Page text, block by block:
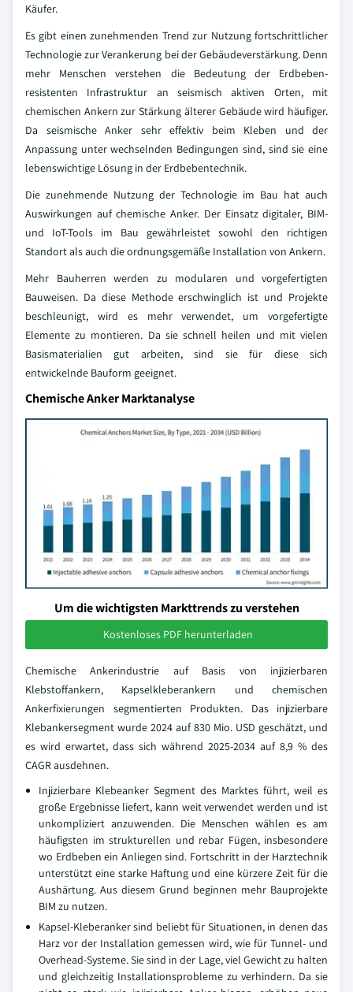
Käufer.
Es gibt einen zunehmenden Trend zur Nutzung fortschrittlicher
Technologie zur Verankerung bei der Gebäudeverstärkung. Denn
mehr Menschen verstehen die Bedeutung der Erdbeben-
resistenten Infrastruktur an seismisch aktiven Orten, mit
chemischen Ankern zur Stärkung älterer Gebäude wird häufiger.
Da seismische Anker sehr effektiv beim Kleben und der
Anpassung unter wechselnden Bedingungen sind, sind sie eine
lebenswichtige Lösung in der Erdbebentechnik.
Die zunehmende Nutzung der Technologie im Bau hat auch
Auswirkungen auf chemische Anker. Der Einsatz digitaler, BIM-
und IoT-Tools im Bau gewährleistet sowohl den richtigen
Standort als auch die ordnungsgemäße Installation von Ankern.
Mehr Bauherren werden zu modularen und vorgefertigten
Bauweisen. Da diese Methode erschwinglich ist und Projekte
beschleunigt, wird es mehr verwendet, um vorgefertigte
Elemente zu montieren. Da sie schnell heilen und mit vielen
Basismaterialien gut arbeiten, sind sie für diese sich
entwickelnde Bauform geeignet.
Chemische Anker Marktanalyse
Um die wichtigsten Markttrends zu verstehen
Kostenloses PDF herunterladen
Chemische Ankerindustrie auf Basis von injizierbaren
Klebstoffankern, Kapselkleberankern und chemischen
Ankerfixierungen segmentierten Produkten. Das injizierbare
Klebankersegment wurde 2024 auf 830 Mio. USD geschätzt, und
es wird erwartet, dass sich während 2025-2034 auf 8,9 % des
CAGR ausdehnen.
Injizierbare Klebeanker Segment des Marktes führt, weil es
große Ergebnisse liefert, kann weit verwendet werden und ist
unkompliziert anzuwenden. Die Menschen wählen es am
häufigsten im strukturellen und rebar Fügen, insbesondere
wo Erdbeben ein Anliegen sind. Fortschritt in der Harztechnik
unterstützt eine starke Haftung und eine kürzere Zeit für die
Aushärtung. Aus diesem Grund beginnen mehr Bauprojekte
BIM zu nutzen.
Kapsel-Kleberanker sind beliebt für Situationen, in denen das
Harz vor der Installation gemessen wird, wie für Tunnel- und
Overhead-Systeme. Sie sind in der Lage, viel Gewicht zu halten
und gleichzeitig Installationsprobleme zu verhindern. Da sie